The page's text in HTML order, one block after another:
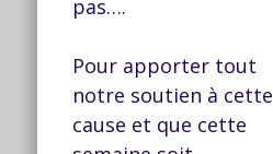
pas….
Pour apporter tout
notre soutien à cette
cause et que cette